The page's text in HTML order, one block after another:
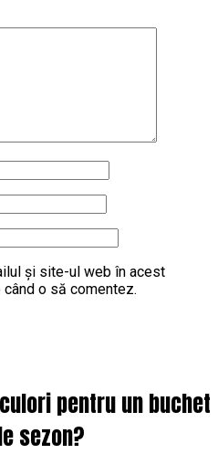
și site-ul web în acest
o să comentez.
pentru un buchet
sezon?